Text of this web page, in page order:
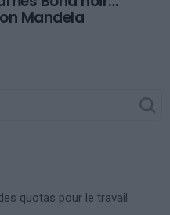
Mandela
quotas pour le travail